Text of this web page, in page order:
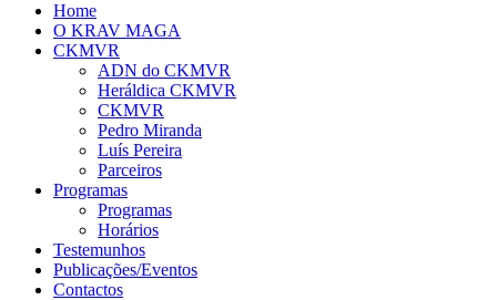
Home
O KRAV MAGA
CKMVR
ADN do CKMVR
Heráldica CKMVR
CKMVR
Pedro Miranda
Luís Pereira
Parceiros
Programas
Programas
Horários
Testemunhos
Publicações/Eventos
Contactos